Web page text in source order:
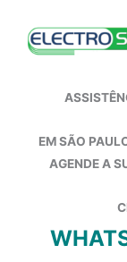
EM SÃO
AGENDE A